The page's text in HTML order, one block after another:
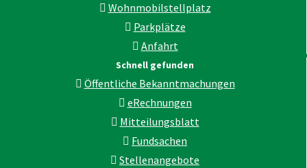
Wohnmobilstellplatz
Parkplätze
Anfahrt
Schnell gefunden
Öffentliche Bekanntmachungen
eRechnungen
Mitteilungsblatt
Fundsachen
Stellenangebote